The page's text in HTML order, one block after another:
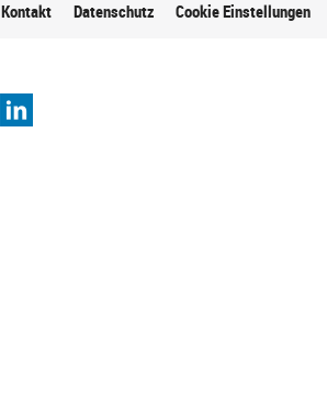
Kontakt Datenschutz Cookie Einstellungen